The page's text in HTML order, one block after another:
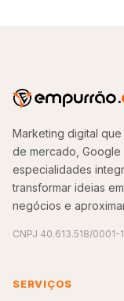
Marketing digital
de mercado,
especialidades
transformar ideias
negócios e
CNPJ 40.613.518/0001-
SERVIÇOS